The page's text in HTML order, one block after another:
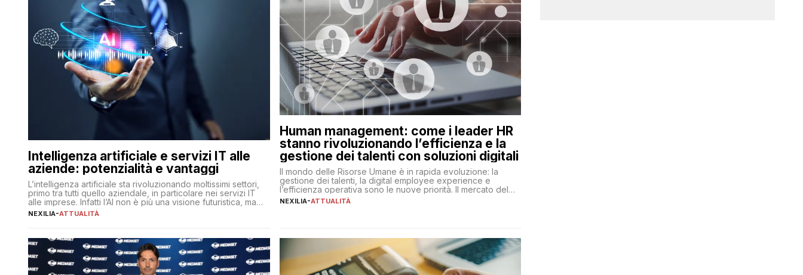
Intelligenza artificiale e servizi IT alle
aziende: potenzialità e vantaggi
L’intelligenza artificiale sta rivoluzionando moltissimi settori,
primo tra tutti quello aziendale, in particolare nei servizi IT
alle imprese. Infatti l’AI non è più una visione futuristica, ma
una realtà operativa che sta portando a un cambio
diverse operazioni, bensì comporta […]
NEXILIA-ATTUALITÀ
Human management: come i leader HR
stanno rivoluzionando l’efficienza e la
gestione dei talenti con soluzioni digitali
Il mondo delle Risorse Umane è in rapida evoluzione: la
gestione dei talenti, la digital employee experience e
l’efficienza operativa sono le nuove priorità. Il mercato del
lavoro, d’altra parte, è sempre più competitivo con una lotta
NEXILIA-ATTUALITÀ